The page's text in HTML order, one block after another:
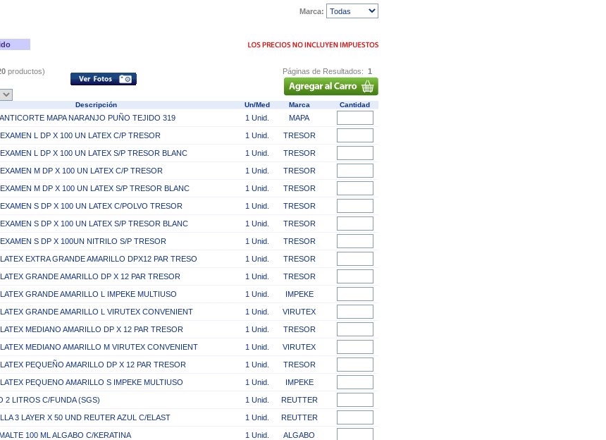
Marca:
productos) Páginas de Resultados: 1
Descripción Un/Med Marca Cantidad
MAPA NARANJO PUÑO TEJIDO 319 1 Unid. MAPA
L DP X 100 UN LATEX C/P TRESOR 1 Unid. TRESOR
L DP X 100 UN LATEX S/P TRESOR BLANC 1 Unid. TRESOR
M DP X 100 UN LATEX C/P TRESOR 1 Unid. TRESOR
M DP X 100 UN LATEX S/P TRESOR BLANC 1 Unid. TRESOR
S DP X 100 UN LATEX C/POLVO TRESOR 1 Unid. TRESOR
S DP X 100 UN LATEX S/P TRESOR BLANC 1 Unid. TRESOR
S DP X 100UN NITRILO S/P TRESOR 1 Unid. TRESOR
EXTRA GRANDE AMARILLO DPX12 PAR TRESO 1 Unid. TRESOR
GRANDE AMARILLO DP X 12 PAR TRESOR 1 Unid. TRESOR
GRANDE AMARILLO L IMPEKE MULTIUSO 1 Unid. IMPEKE
GRANDE AMARILLO L VIRUTEX CONVENIENT 1 Unid. VIRUTEX
MEDIANO AMARILLO DP X 12 PAR TRESOR 1 Unid. TRESOR
MEDIANO AMARILLO M VIRUTEX CONVENIENT 1 Unid. VIRUTEX
PEQUEÑO AMARILLO DP X 12 PAR TRESOR 1 Unid. TRESOR
PEQUENO AMARILLO S IMPEKE MULTIUSO 1 Unid. IMPEKE
2 LITROS C/FUNDA (SGS) 1 Unid. REUTTER
3 LAYER X 50 UND REUTER AZUL C/ELAST 1 Unid. REUTTER
100 ML ALGABO C/KERATINA 1 Unid. ALGABO